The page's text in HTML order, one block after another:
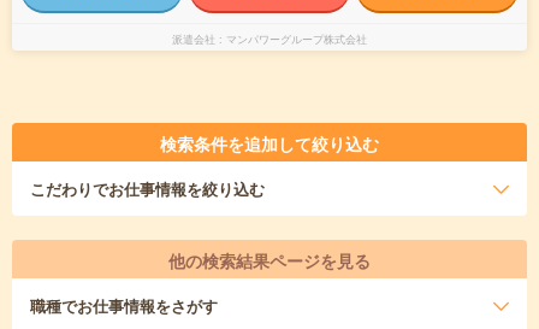
派遣会社 マンパワーグループ株式会社
検索条件を追加して絞り込む
こだわりでお仕事情報を絞り込む
他の検索結果ページを見る
職種でお仕事情報をさがす